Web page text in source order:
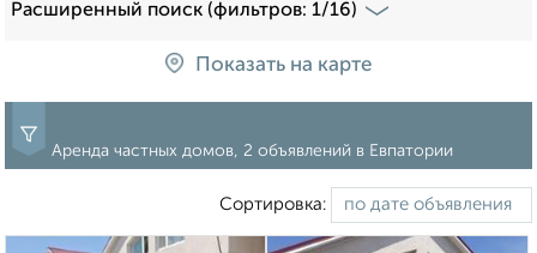
Расширенный поиск (фильтров: 1/16)
Показать на карте
Аренда частных домов, 2 объявлений в Евпатории
Сортировка: